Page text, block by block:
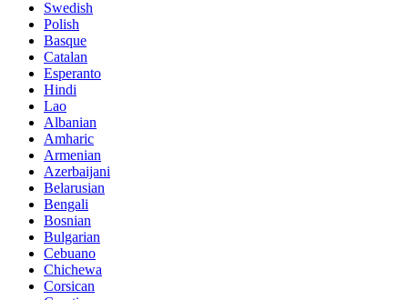
Swedish
Polish
Basque
Catalan
Esperanto
Hindi
Lao
Albanian
Amharic
Armenian
Azerbaijani
Belarusian
Bengali
Bosnian
Bulgarian
Cebuano
Chichewa
Corsican